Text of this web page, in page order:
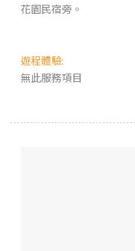
花園民宿旁。
遊程體驗:
無此服務項目